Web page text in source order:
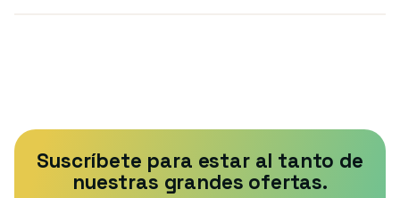
Suscríbete para estar al tanto de
nuestras grandes ofertas.